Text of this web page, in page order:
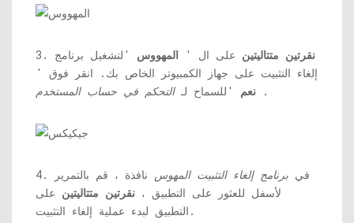
3. نقرتين متتاليتين على ال ' المهووس 'لتشغيل برنامج
إلغاء التثبيت على جهاز الكمبيوتر الخاص بك. انقر فوق '
نعم 'للسماح لـالتحكم في حساب المستخدم .
4. في برنامج إلغاء التثبيت المهوس نافذة ، قم بالتمرير
لأسفل للعثور على التطبيق ، نقرتين متتاليتين على
التطبيق لبدء عملية إلغاء التثبيت.